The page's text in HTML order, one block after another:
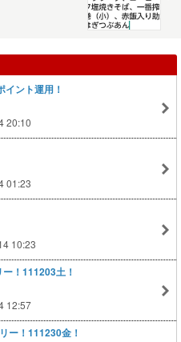
ント運用！
20:10
01:23
10:23
！111203土！
12:57
ー！111230金！